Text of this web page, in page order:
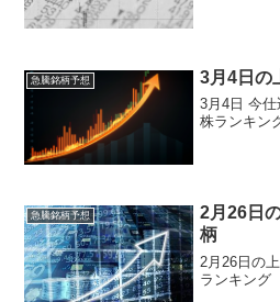
急騰銘柄予想 3月4日の
3月4日 今
株ランキン
急騰銘柄予想
2月26日
柄
2月26日の
ランキング